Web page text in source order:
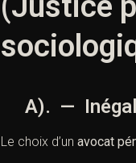
A). —
Le choix d’un avocat